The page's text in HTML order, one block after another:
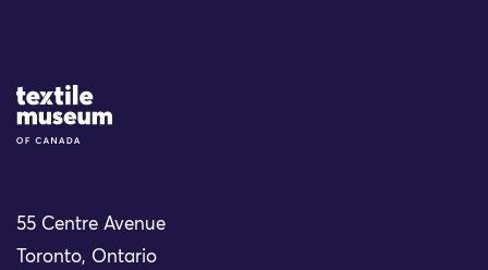
Site Logo
55 Centre Avenue
Toronto, Ontario